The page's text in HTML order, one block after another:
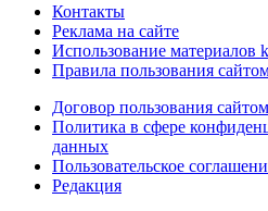
Контакты
Реклама на сайте
Использование материалов
Правила пользования
Договор пользования сайтом
Политика в сфере
данных
Пользовательское
Редакция